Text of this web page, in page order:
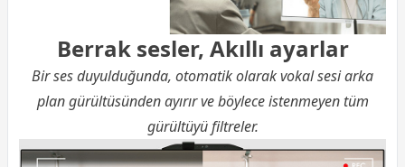
Berrak sesler, Akıllı ayarlar
Bir ses duyulduğunda, otomatik olarak vokal sesi arka
plan gürültüsünden ayırır ve böylece istenmeyen tüm
gürültüyü filtreler.